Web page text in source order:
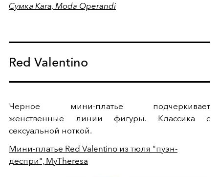
Сумка Kara, Moda Operandi
Red Valentino
Черное мини-платье подчеркивает
женственные линии фигуры. Классика с
сексуальной ноткой.
Мини-платье Red Valentino из тюля "пуэн-
деспри", MyTheresa